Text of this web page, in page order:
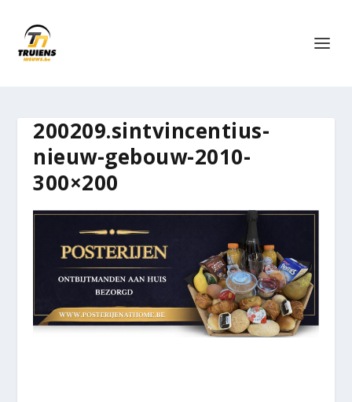
200209.sintvincentius-
nieuw-gebouw-2010-
300×200